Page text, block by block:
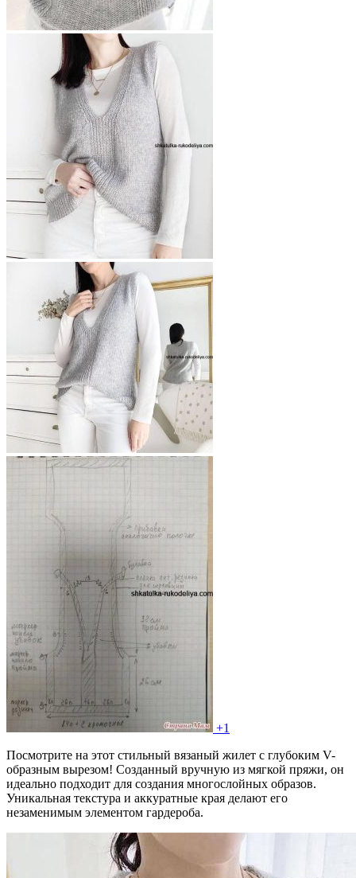
+1
Посмотрите на этот стильный вязаный жилет с глубоким V-
образным вырезом! Созданный вручную из мягкой пряжи, он
идеально подходит для создания многослойных образов.
Уникальная текстура и аккуратные края делают его
незаменимым элементом гардероба.